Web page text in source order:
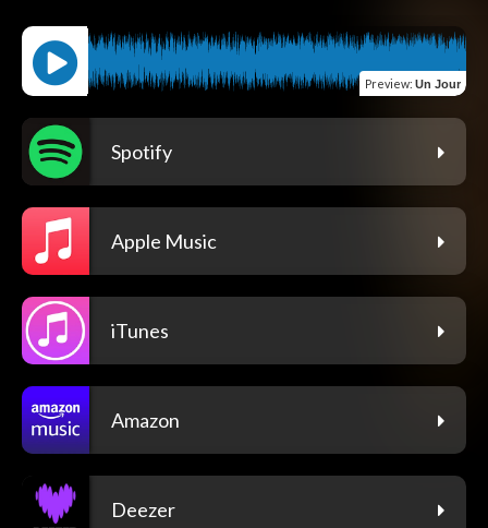
Preview: Un Jour
Spotify
Apple Music
iTunes
Amazon
Deezer